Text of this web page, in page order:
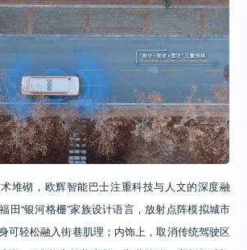
堆砌，欧辉智能巴士注重科技与人文的深度融
田“银河格栅”家族设计语言，放射点阵模拟城市
可轻松融入街巷肌理；内饰上，取消传统驾驶区